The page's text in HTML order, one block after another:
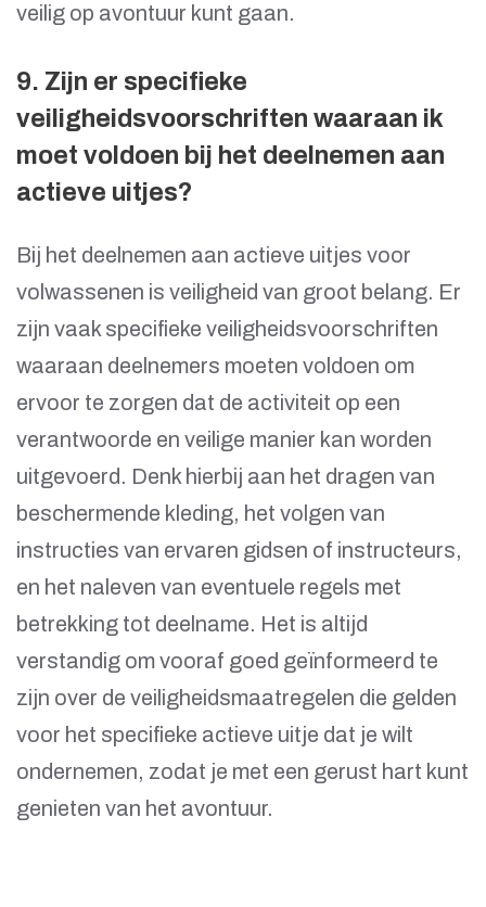
veilig op avontuur kunt gaan.
9. Zijn er specifieke
veiligheidsvoorschriften waaraan ik
moet voldoen bij het deelnemen aan
actieve uitjes?
Bij het deelnemen aan actieve uitjes voor
volwassenen is veiligheid van groot belang. Er
zijn vaak specifieke veiligheidsvoorschriften
waaraan deelnemers moeten voldoen om
ervoor te zorgen dat de activiteit op een
verantwoorde en veilige manier kan worden
uitgevoerd. Denk hierbij aan het dragen van
beschermende kleding, het volgen van
instructies van ervaren gidsen of instructeurs,
en het naleven van eventuele regels met
betrekking tot deelname. Het is altijd
verstandig om vooraf goed geïnformeerd te
zijn over de veiligheidsmaatregelen die gelden
voor het specifieke actieve uitje dat je wilt
ondernemen, zodat je met een gerust hart kunt
genieten van het avontuur.